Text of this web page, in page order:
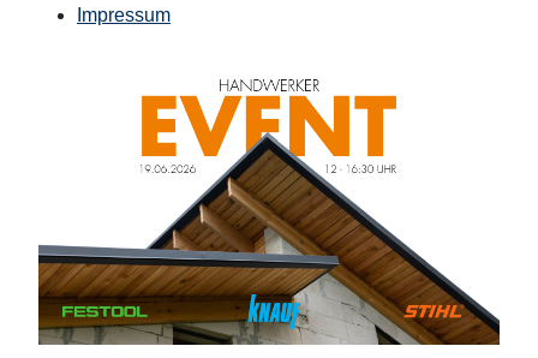
Impressum